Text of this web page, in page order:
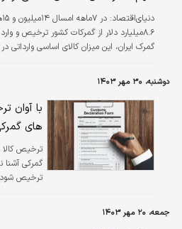
۸.۶میلیارد دلار از گمرکات کشور ترخیص و
گمرک ایران، این میزان کالای اساسی
دوشنبه، ۳۰ مهر ۱۴۰۳
با آوان
های
ترخیص کالا
گمرکی
ترخیص
جمعه، ۲۰ مهر ۱۴۰۳